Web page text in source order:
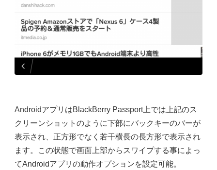
AndroidアプリはBlackBerry Passport上では上記のス
クリーンショットのように下部にバックキーのバーが
表示され、正方形でなく若干横長の長方形で表示され
ます。この状態で画面上部からスワイプする事によっ
てAndroidアプリの動作オプションを設定可能。